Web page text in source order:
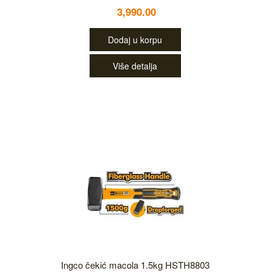
3,990.00
Dodaj u korpu
Više detalja
Ingco čekić macola 1.5kg HSTH8803